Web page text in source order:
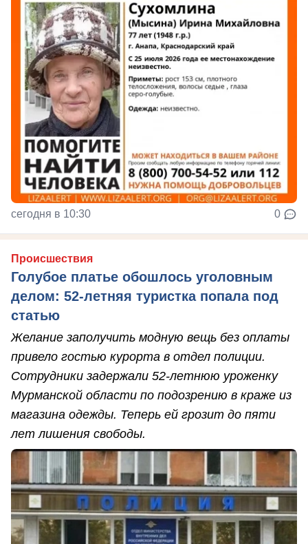
сегодня в 10:30 0
Происшествия
Голубое платье обошлось уголовным
делом: 52-летняя туристка попала под
статью
Желание заполучить модную вещь без оплаты
привело гостью курорта в отдел полиции.
Сотрудники задержали 52-летнюю уроженку
Мурманской области по подозрению в краже из
магазина одежды. Теперь ей грозит до пяти
лет лишения свободы.